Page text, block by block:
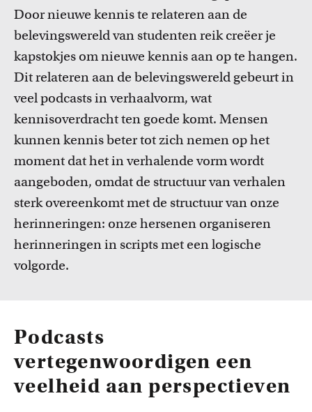
Door nieuwe kennis te relateren aan de
belevingswereld van studenten reik creëer je
kapstokjes om nieuwe kennis aan op te hangen.
Dit relateren aan de belevingswereld gebeurt in
veel podcasts in verhaalvorm, wat
kennisoverdracht ten goede komt. Mensen
kunnen kennis beter tot zich nemen op het
moment dat het in verhalende vorm wordt
aangeboden, omdat de structuur van verhalen
sterk overeenkomt met de structuur van onze
herinneringen: onze hersenen organiseren
herinneringen in scripts met een logische
volgorde.
Podcasts
vertegenwoordigen een
veelheid aan perspectieven